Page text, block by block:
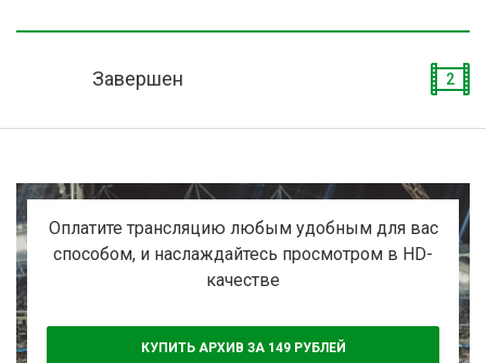
Активировать промокод
Завершен 2
Оплатите трансляцию любым удобным для вас
способом, и наслаждайтесь просмотром в HD-
качестве
КУПИТЬ АРХИВ ЗА 149 РУБЛЕЙ